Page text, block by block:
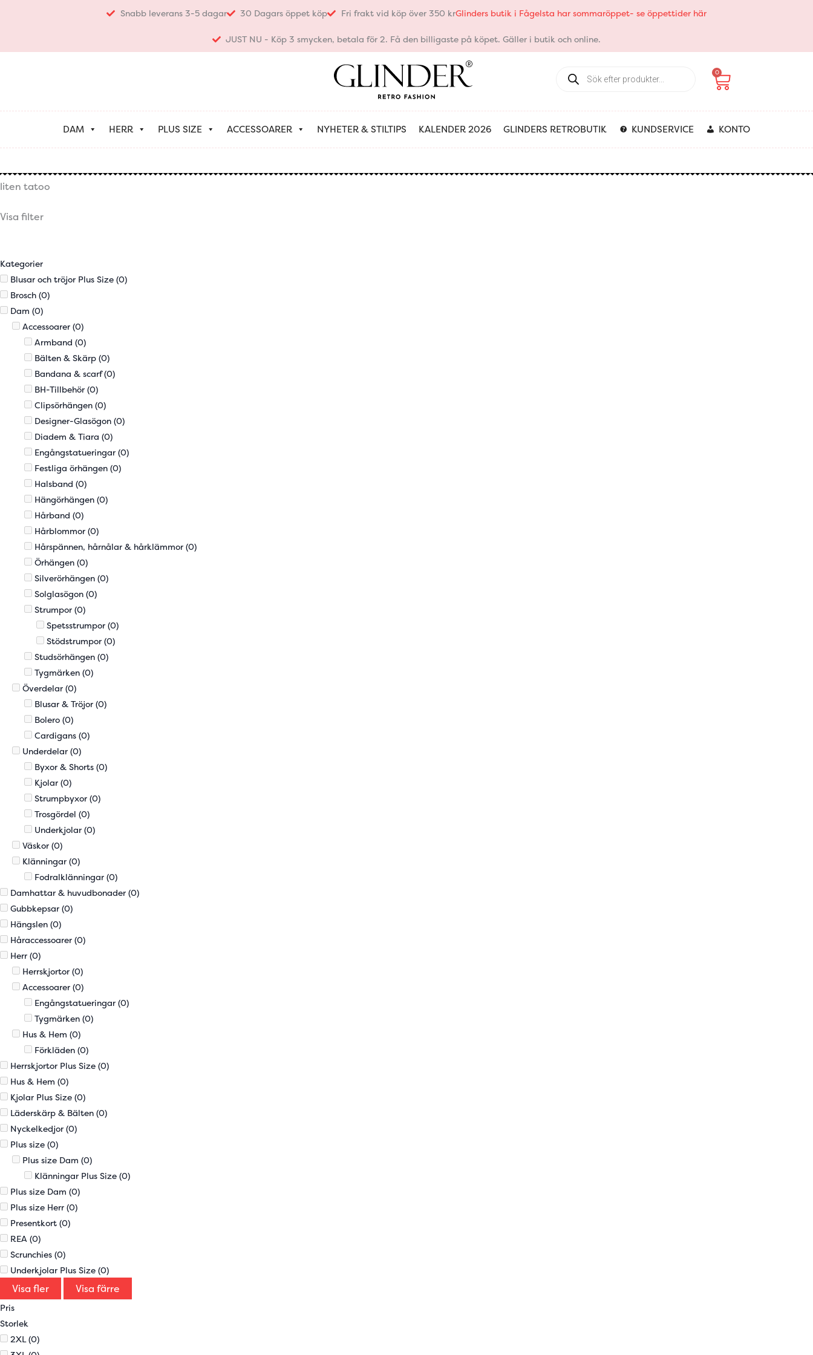
Snabb leverans 3-5 dagar 30 Dagars öppet köp Fri frakt vid köp över 350 krGlinders butik i Fågelsta har sommaröppet- se öppettider här
JUST NU - Köp 3 smycken, betala för 2. Få den billigaste på köpet. Gäller i butik och online.
search
0
Varukorg
DAM HERR PLUS SIZE ACCESSOARER NYHETER & STILTIPS KALENDER 2026 GLINDERS RETROBUTIK KUNDSERVICE KONTO
liten tatoo
Visa filter
Kategorier
Blusar och tröjor Plus Size (0)
Brosch (0)
Dam (0)
Accessoarer (0)
Armband (0)
Bälten & Skärp (0)
Bandana & scarf (0)
BH-Tillbehör (0)
Clipsörhängen (0)
Designer-Glasögon (0)
Diadem & Tiara (0)
Engångstatueringar (0)
Festliga örhängen (0)
Halsband (0)
Hängörhängen (0)
Hårband (0)
Hårblommor (0)
Hårspännen, hårnålar & hårklämmor (0)
Örhängen (0)
Silverörhängen (0)
Solglasögon (0)
Strumpor (0)
Spetsstrumpor (0)
Stödstrumpor (0)
Studsörhängen (0)
Tygmärken (0)
Överdelar (0)
Blusar & Tröjor (0)
Bolero (0)
Cardigans (0)
Underdelar (0)
Byxor & Shorts (0)
Kjolar (0)
Strumpbyxor (0)
Trosgördel (0)
Underkjolar (0)
Väskor (0)
Klänningar (0)
Fodralklänningar (0)
Damhattar & huvudbonader (0)
Gubbkepsar (0)
Hängslen (0)
Håraccessoarer (0)
Herr (0)
Herrskjortor (0)
Accessoarer (0)
Engångstatueringar (0)
Tygmärken (0)
Hus & Hem (0)
Förkläden (0)
Herrskjortor Plus Size (0)
Hus & Hem (0)
Kjolar Plus Size (0)
Läderskärp & Bälten (0)
Nyckelkedjor (0)
Plus size (0)
Plus size Dam (0)
Klänningar Plus Size (0)
Plus size Dam (0)
Plus size Herr (0)
Presentkort (0)
REA (0)
Scrunchies (0)
Underkjolar Plus Size (0)
Visa fler Visa färre
Pris
Storlek
2XL (0)